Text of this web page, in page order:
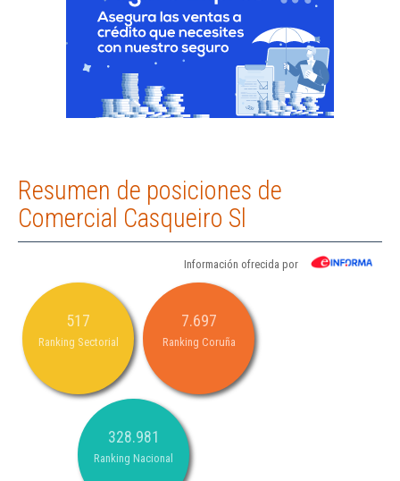
Resumen de posiciones de
Comercial Casqueiro Sl
Información ofrecida por
517
Ranking Sectorial
7.697
Ranking Coruña
328.981
Ranking Nacional